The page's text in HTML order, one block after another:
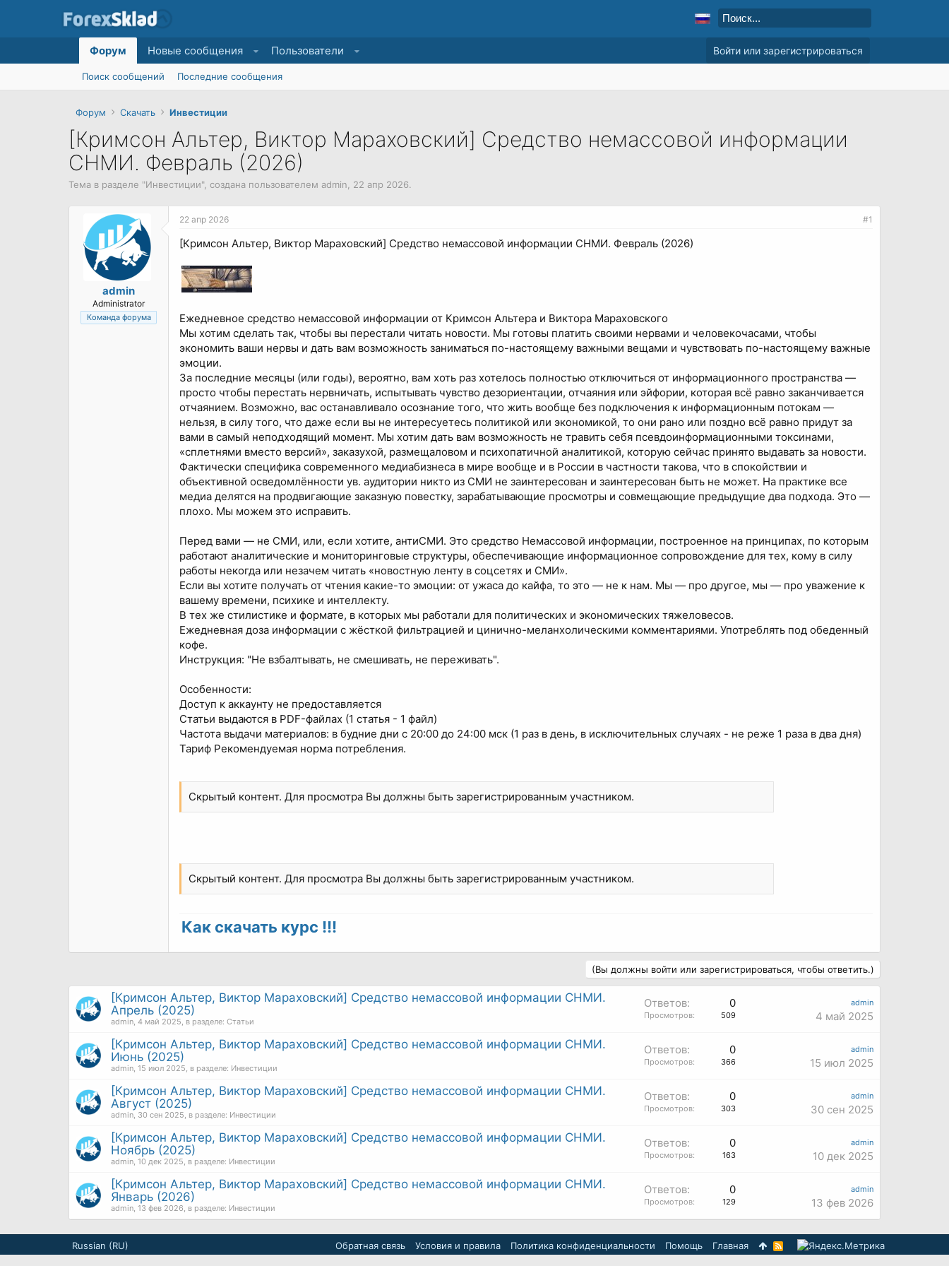
Форум Скачать Инвестиции
[Кримсон Альтер, Виктор Мараховский] Средство немассовой информации
СНМИ. Февраль (2026)
Тема в разделе "Инвестиции", создана пользователем admin 22 апр 2026.
admin
Administrator
Команда форума
22 апр 2026 #1
[Кримсон Альтер, Виктор Мараховский] Средство немассовой информации СНМИ. Февраль (2026)
Ежедневное средство немассовой информации от Кримсон Альтера и Виктора Мараховского
Мы хотим сделать так, чтобы вы перестали читать новости. Мы готовы платить своими нервами и человекочасами, чтобы
экономить ваши нервы и дать вам возможность заниматься по-настоящему важными вещами и чувствовать по-настоящему важные
эмоции.
За последние месяцы (или годы), вероятно, вам хоть раз хотелось полностью отключиться от информационного пространства —
просто чтобы перестать нервничать, испытывать чувство дезориентации, отчаяния или эйфории, которая всё равно заканчивается
отчаянием. Возможно, вас останавливало осознание того, что жить вообще без подключения к информационным потокам —
нельзя, в силу того, что даже если вы не интересуетесь политикой или экономикой, то они рано или поздно всё равно придут за
вами в самый неподходящий момент. Мы хотим дать вам возможность не травить себя псевдоинформационными токсинами,
«сплетнями вместо версий», заказухой, размещаловом и психопатичной аналитикой, которую сейчас принято выдавать за новости.
Фактически специфика современного медиабизнеса в мире вообще и в России в частности такова, что в спокойствии и
объективной осведомлённости ув. аудитории никто из СМИ не заинтересован и заинтересован быть не может. На практике все
медиа делятся на продвигающие заказную повестку, зарабатывающие просмотры и совмещающие предыдущие два подхода. Это —
плохо. Мы можем это исправить.
Перед вами — не СМИ, или, если хотите, антиСМИ. Это средство Немассовой информации, построенное на принципах, по которым
работают аналитические и мониторинговые структуры, обеспечивающие информационное сопровождение для тех, кому в силу
работы некогда или незачем читать «новостную ленту в соцсетях и СМИ».
Если вы хотите получать от чтения какие-то эмоции: от ужаса до кайфа, то это — не к нам. Мы — про другое, мы — про уважение к
вашему времени, психике и интеллекту.
В тех же стилистике и формате, в которых мы работали для политических и экономических тяжеловесов.
Ежедневная доза информации с жёсткой фильтрацией и цинично-меланхолическими комментариями. Употреблять под обеденный
кофе.
Инструкция: "Не взбалтывать, не смешивать, не переживать".
Особенности:
Доступ к аккаунту не предоставляется
Статьи выдаются в PDF-файлах (1 статья - 1 файл)
Частота выдачи материалов: в будние дни с 20:00 до 24:00 мск (1 раз в день, в исключительных случаях - не реже 1 раза в два дня)
Тариф Рекомендуемая норма потребления.
Скрытый контент. Для просмотра Вы должны быть зарегистрированным участником.
Скрытый контент. Для просмотра Вы должны быть зарегистрированным участником.
Как скачать курс !!!
(Вы должны войти или зарегистрироваться, чтобы ответить.)
[Кримсон Альтер, Виктор Мараховский] Средство немассовой информации СНМИ.
Апрель (2025)
admin 4 май 2025 , в разделе: Статьи
Ответов: 0
Просмотров: 509
admin
4 май 2025
[Кримсон Альтер, Виктор Мараховский] Средство немассовой информации СНМИ.
Июнь (2025)
admin 15 июл 2025 , в разделе: Инвестиции
Ответов: 0
Просмотров: 366
admin
15 июл 2025
[Кримсон Альтер, Виктор Мараховский] Средство немассовой информации СНМИ.
Август (2025)
admin 30 сен 2025 , в разделе: Инвестиции
Ответов: 0
Просмотров: 303
admin
30 сен 2025
[Кримсон Альтер, Виктор Мараховский] Средство немассовой информации СНМИ.
Ноябрь (2025)
admin 10 дек 2025 , в разделе: Инвестиции
Ответов: 0
Просмотров: 163
admin
10 дек 2025
[Кримсон Альтер, Виктор Мараховский] Средство немассовой информации СНМИ.
Январь (2026)
admin 13 фев 2026 , в разделе: Инвестиции
Ответов: 0
Просмотров: 129
admin
13 фев 2026
Форум
Поиск сообщений Последние сообщения
Новые сообщения Пользователи Войти или зарегистрироваться
Russian (RU) Обратная связь Условия и правила Политика конфиденциальности Помощь Главная